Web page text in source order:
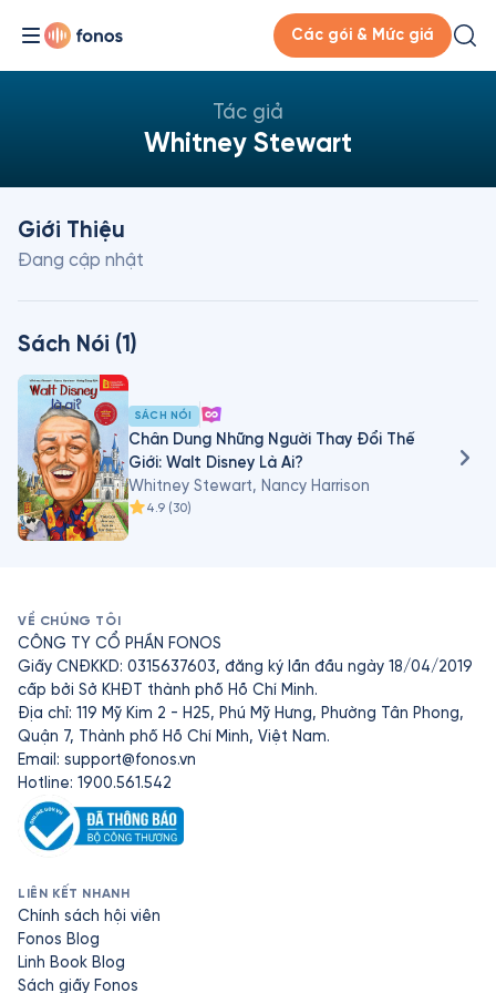
Các gói & Mức giá
Tác giả
Whitney Stewart
Giới Thiệu
Đang cập nhật
Sách Nói (1)
SÁCH NÓI
Chân Dung Những Người Thay Đổi Thế
Giới: Walt Disney Là Ai?
Whitney Stewart, Nancy Harrison
4.9 (30)
VỀ CHÚNG TÔI
CÔNG TY CỔ PHẦN FONOS
Giấy CNĐKKD: 0315637603, đăng ký lần đầu ngày 18/04/2019
cấp bởi Sở KHĐT thành phố Hồ Chí Minh.
Địa chỉ: 119 Mỹ Kim 2 - H25, Phú Mỹ Hưng, Phường Tân Phong,
Quận 7, Thành phố Hồ Chí Minh, Việt Nam.
Email: support@fonos.vn
Hotline: 1900.561.542
LIÊN KẾT NHANH
Chính sách hội viên
Fonos Blog
Linh Book Blog
Sách giấy Fonos